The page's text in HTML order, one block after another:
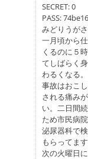
SECRET: 0
PASS:
みどりうが
一月頃から
くるのに５
てしばらく
わるくなる
事故はおこ
される痛み
い。二日間
ため市民病
泌尿器科で
もらってま
次の火曜日